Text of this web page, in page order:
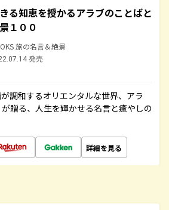
る知恵を授かるアラブのことばと
１００
旅の名言＆絶景
発売
調和するオリエンタルな世界、アラ
贈る、人生を輝かせる名言と癒やしの
詳細を見る